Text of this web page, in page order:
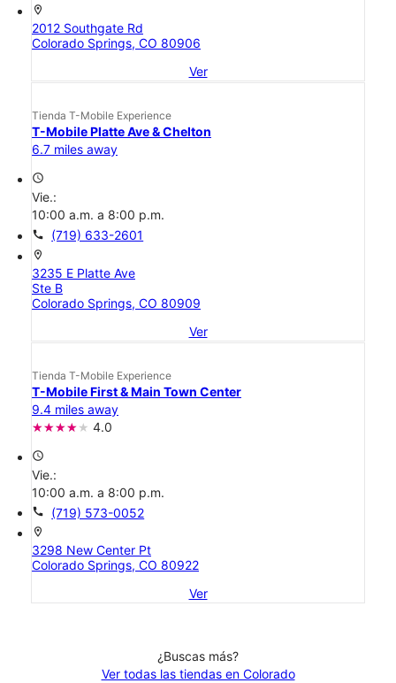
location_on
2012 Southgate Rd
Colorado Springs, CO 80906
Ver
Tienda T-Mobile Experience
T-Mobile Platte Ave & Chelton
6.7 miles away
access_time
Vie.:
10:00 a.m. a 8:00 p.m.
call (719) 633-2601
location_on
3235 E Platte Ave
Ste B
Colorado Springs, CO 80909
Ver
Tienda T-Mobile Experience
T-Mobile First & Main Town Center
9.4 miles away
4.0
access_time
Vie.:
10:00 a.m. a 8:00 p.m.
call (719) 573-0052
location_on
3298 New Center Pt
Colorado Springs, CO 80922
Ver
¿Buscas más?
Ver todas las tiendas en Colorado